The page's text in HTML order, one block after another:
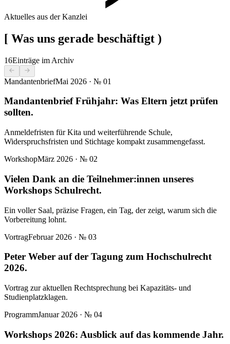
Aktuelles aus der Kanzlei
[ Was uns gerade beschäftigt )
16Einträge im Archiv
MandantenbriefMai 2026 · № 01
Mandantenbrief Frühjahr: Was Eltern jetzt prüfen
sollten.
Anmeldefristen für Kita und weiterführende Schule,
Widerspruchsfristen und Stichtage kompakt zusammengefasst.
WorkshopMärz 2026 · № 02
Vielen Dank an die Teilnehmer:innen unseres
Workshops Schulrecht.
Ein voller Saal, präzise Fragen, ein Tag, der zeigt, warum sich die
Vorbereitung lohnt.
VortragFebruar 2026 · № 03
Peter Weber auf der Tagung zum Hochschulrecht
2026.
Vortrag zur aktuellen Rechtsprechung bei Kapazitäts- und
Studienplatzklagen.
ProgrammJanuar 2026 · № 04
Workshops 2026: Ausblick auf das kommende Jahr.